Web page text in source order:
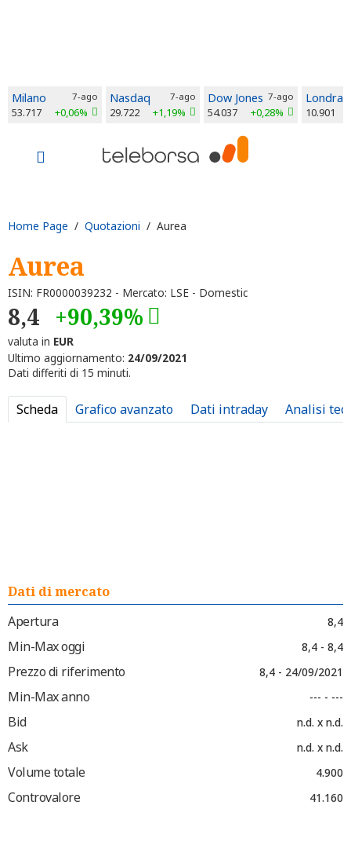
Milano 7-ago
53.717 +0,06%
Nasdaq 7-ago
29.722 +1,19%
Dow Jones 7-ago
54.037 +0,28%
Londra
10.901
Home Page / Quotazioni / Aurea
Aurea
ISIN: FR0000039232 - Mercato: LSE - Domestic
8,4 +90,39%
valuta in EUR
Ultimo aggiornamento: 24/09/2021
Dati differiti di 15 minuti.
Scheda Grafico avanzato Dati intraday Analisi
Dati di mercato
Apertura
8,4
Min-Max oggi 8,4 - 8,4
Prezzo di riferimento 8,4 - 24/09/2021
Min-Max anno --- - ---
Bid n.d. x n.d.
Ask n.d. x n.d.
Volume totale 4.900
Controvalore 41.160